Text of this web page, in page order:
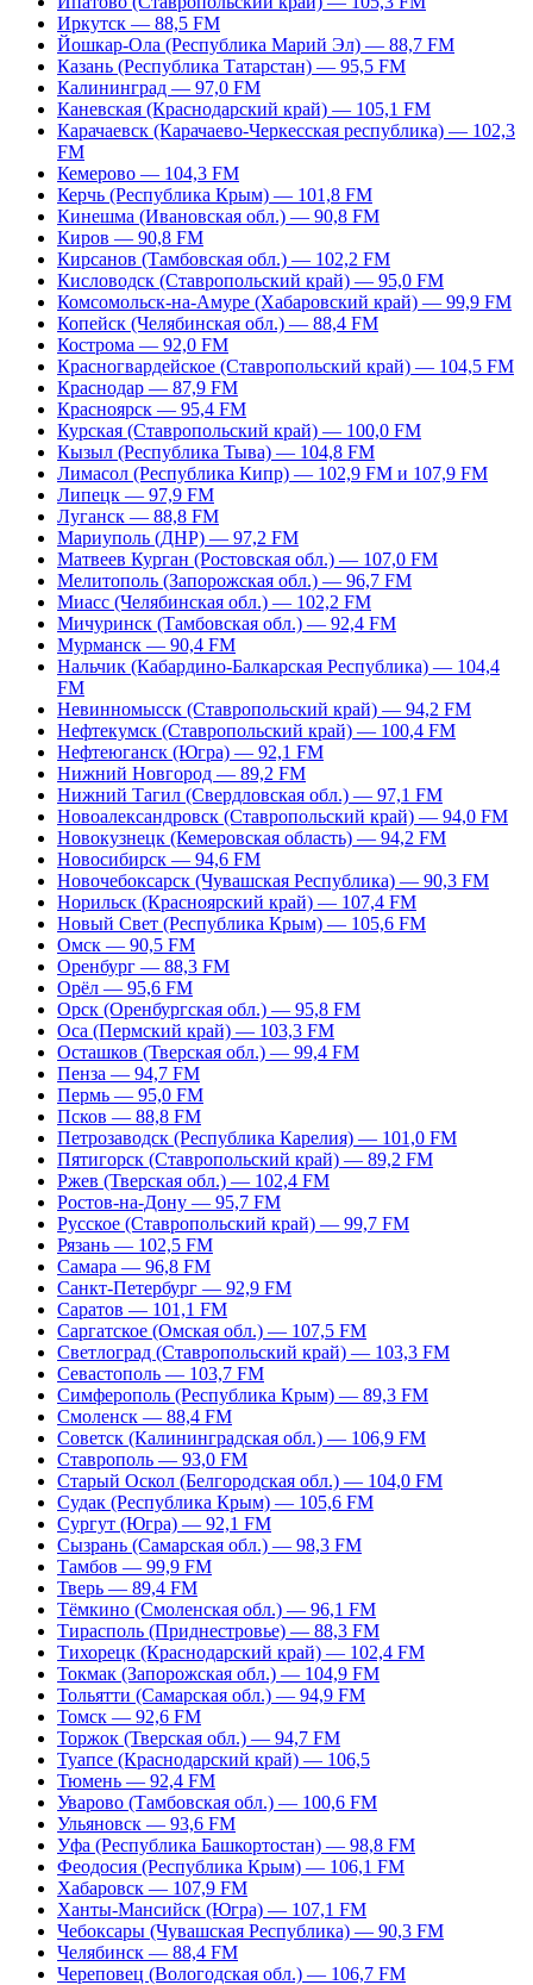
Иркутск — 88,5 FM
Йошкар-Ола (Республика Марий Эл) — 88,7 FM
Казань (Республика Татарстан) — 95,5 FM
Калининград — 97,0 FM
Каневская (Краснодарский край) — 105,1 FM
Карачаевск (Карачаево-Черкесская республика) — 102,3
FM
Кемерово — 104,3 FM
Керчь (Республика Крым) — 101,8 FM
Кинешма (Ивановская обл.) — 90,8 FM
Киров — 90,8 FM
Кирсанов (Тамбовская обл.) — 102,2 FM
Кисловодск (Ставропольский край) — 95,0 FM
Комсомольск-на-Амуре (Хабаровский край) — 99,9 FM
Копейск (Челябинская обл.) — 88,4 FM
Кострома — 92,0 FM
Красногвардейское (Ставропольский край) — 104,5 FM
Краснодар — 87,9 FM
Красноярск — 95,4 FM
Курская (Ставропольский край) — 100,0 FM
Кызыл (Республика Тыва) — 104,8 FM
Лимасол (Республика Кипр) — 102,9 FM и 107,9 FM
Липецк — 97,9 FM
Луганск — 88,8 FM
Мариуполь (ДНР) — 97,2 FM
Матвеев Курган (Ростовская обл.) — 107,0 FM
Мелитополь (Запорожская обл.) — 96,7 FM
Миасс (Челябинская обл.) — 102,2 FM
Мичуринск (Тамбовская обл.) — 92,4 FM
Мурманск — 90,4 FM
Нальчик (Кабардино-Балкарская Республика) — 104,4
FM
Невинномысск (Ставропольский край) — 94,2 FM
Нефтекумск (Ставропольский край) — 100,4 FM
Нефтеюганск (Югра) — 92,1 FM
Нижний Новгород — 89,2 FM
Нижний Тагил (Свердловская обл.) — 97,1 FM
Новоалександровск (Ставропольский край) — 94,0 FM
Новокузнецк (Кемеровская область) — 94,2 FM
Новосибирск — 94,6 FM
Новочебоксарск (Чувашская Республика) — 90,3 FM
Норильск (Красноярский край) — 107,4 FM
Новый Свет (Республика Крым) — 105,6 FM
Омск — 90,5 FM
Оренбург — 88,3 FM
Орёл — 95,6 FM
Орск (Оренбургская обл.) — 95,8 FM
Оса (Пермский край) — 103,3 FM
Осташков (Тверская обл.) — 99,4 FM
Пенза — 94,7 FM
Пермь — 95,0 FM
Псков — 88,8 FM
Петрозаводск (Республика Карелия) — 101,0 FM
Пятигорск (Ставропольский край) — 89,2 FM
Ржев (Тверская обл.) — 102,4 FM
Ростов-на-Дону — 95,7 FM
Русское (Ставропольский край) — 99,7 FM
Рязань — 102,5 FM
Самара — 96,8 FM
Санкт-Петербург — 92,9 FM
Саратов — 101,1 FM
Саргатское (Омская обл.) — 107,5 FM
Светлоград (Ставропольский край) — 103,3 FM
Севастополь — 103,7 FM
Симферополь (Республика Крым) — 89,3 FM
Смоленск — 88,4 FM
Советск (Калининградская обл.) — 106,9 FM
Ставрополь — 93,0 FM
Старый Оскол (Белгородская обл.) — 104,0 FM
Судак (Республика Крым) — 105,6 FM
Сургут (Югра) — 92,1 FM
Сызрань (Самарская обл.) — 98,3 FM
Тамбов — 99,9 FM
Тверь — 89,4 FM
Тёмкино (Смоленская обл.) — 96,1 FM
Тирасполь (Приднестровье) — 88,3 FM
Тихорецк (Краснодарский край) — 102,4 FM
Токмак (Запорожская обл.) — 104,9 FM
Тольятти (Самарская обл.) — 94,9 FM
Томск — 92,6 FM
Торжок (Тверская обл.) — 94,7 FM
Туапсе (Краснодарский край) — 106,5
Тюмень — 92,4 FM
Уварово (Тамбовская обл.) — 100,6 FM
Ульяновск — 93,6 FM
Уфа (Республика Башкортостан) — 98,8 FM
Феодосия (Республика Крым) — 106,1 FM
Хабаровск — 107,9 FM
Ханты-Мансийск (Югра) — 107,1 FM
Чебоксары (Чувашская Республика) — 90,3 FM
Челябинск — 88,4 FM
Череповец (Вологодская обл.) — 106,7 FM